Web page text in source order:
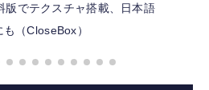
版でテクスチャ搭載、日本語
（CloseBox）